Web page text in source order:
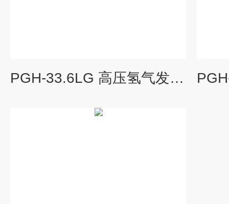
PGH-33.6LG 高压氢气发生器 (2.0m³/h)